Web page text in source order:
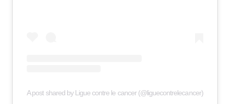
A post shared by Ligue contre le cancer (@liguecontrelecancer)